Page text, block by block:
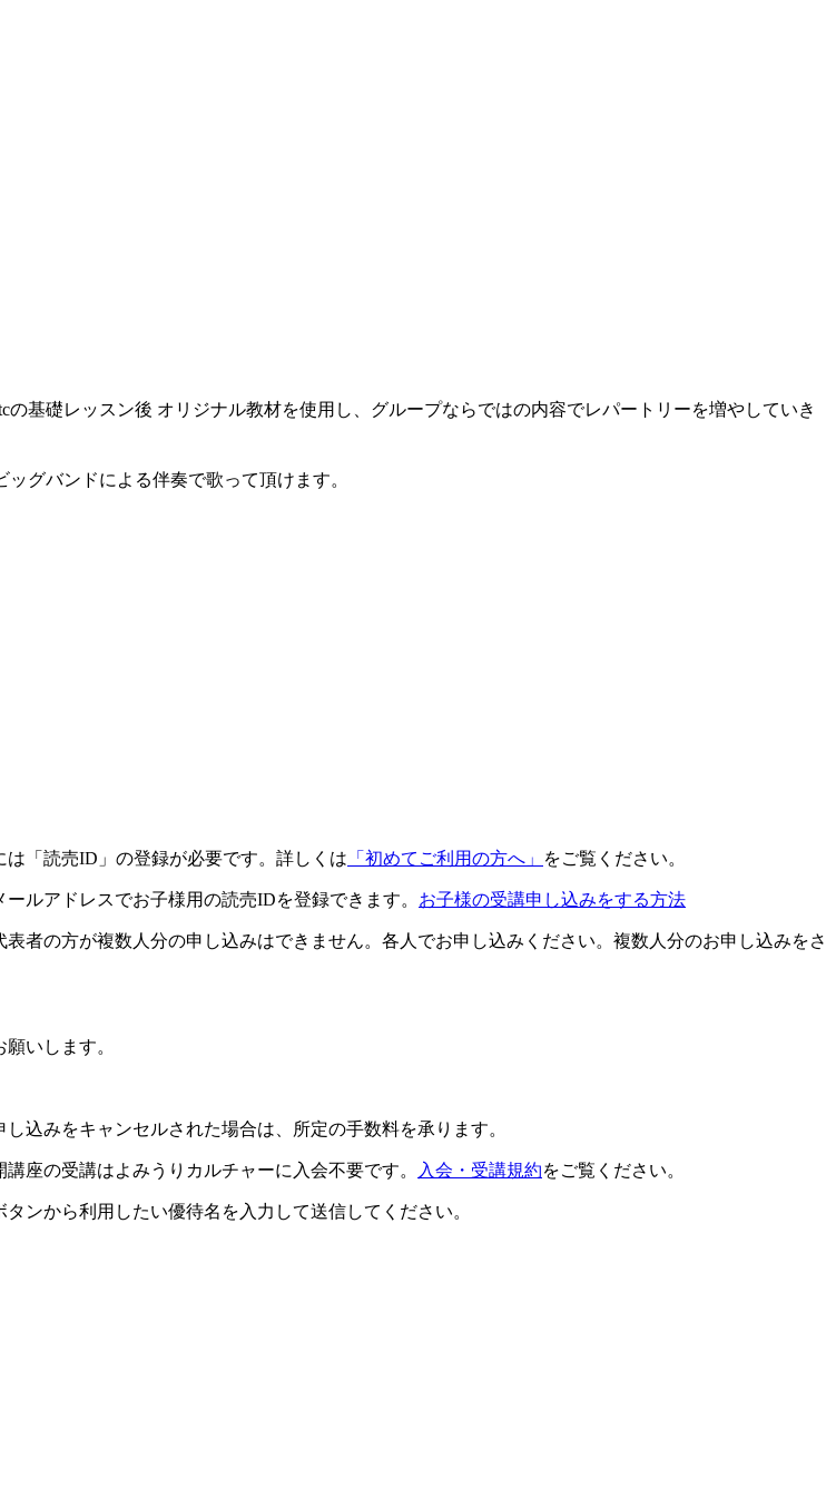
基礎レッスン後 オリジナル教材を使用し、グループならではの内容でレパートリーを増やしていき
グバンドによる伴奏で歌って頂けます。
「読売ID」の登録が必要です。詳しくは 「初めてご利用の方へ」 をご覧ください。
ルアドレスでお子様用の読売IDを登録できます。 お子様の受講申し込みをする方法
者の方が複数人分の申し込みはできません。各人でお申し込みください。複数人分のお申し込みをさ
いします。
込みをキャンセルされた場合は、所定の手数料を承ります。
座の受講はよみうりカルチャーに入会不要です。 入会・受講規約をご覧ください。
ンから利用したい優待名を入力して送信してください。